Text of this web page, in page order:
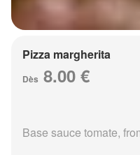
Pizza margherita
Dès 8.00 €
Base sauce tomate,